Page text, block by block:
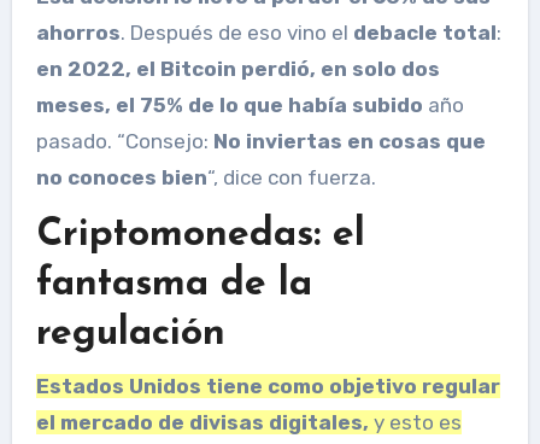
ahorros. Después de eso vino el debacle total:
en 2022, el Bitcoin perdió, en solo dos
meses, el 75% de lo que había subido año
pasado. “Consejo: No inviertas en cosas que
no conoces bien“, dice con fuerza.
Criptomonedas: el
fantasma de la
regulación
Estados Unidos tiene como objetivo regular
el mercado de divisas digitales, y esto es